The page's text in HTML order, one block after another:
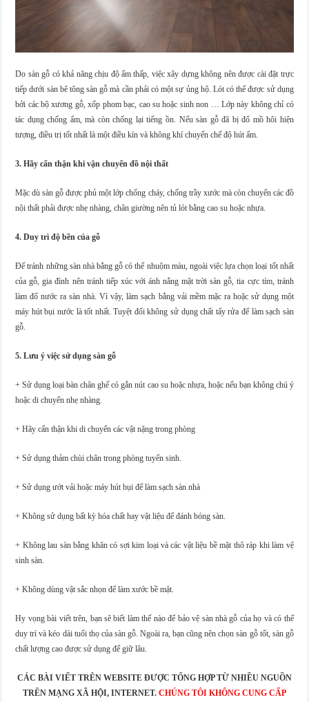
Do sàn gỗ có khả năng chịu độ ẩm thấp, việc xây dựng không nên được cài đặt trực
tiếp dưới sàn bê tông sàn gỗ mà cần phải có một sự ủng hộ. Lót có thể được sử dụng
bởi các bộ xương gỗ, xốp phom bạc, cao su hoặc sinh non … Lớp này không chỉ có
tác dụng chống ẩm, mà còn chống lại tiếng ồn. Nếu sàn gỗ đã bị đổ mồ hôi hiện
tượng, điều trị tốt nhất là một điều kín và không khí chuyển chế độ hút ẩm.
3. Hãy cẩn thận khi vận chuyển đồ nội thất
Mặc dù sàn gỗ được phủ một lớp chống cháy, chống trầy xước mà còn chuyển các đồ
nội thất phải được nhẹ nhàng, chân giường nên tủ lót bằng cao su hoặc nhựa.
4. Duy trì độ bền của gỗ
Để tránh những sàn nhà bằng gỗ có thể nhuộm màu, ngoài việc lựa chọn loại tốt nhất
của gỗ, gia đình nên tránh tiếp xúc với ánh nắng mặt trời sàn gỗ, tia cực tím, tránh
làm đổ nước ra sàn nhà. Vì vậy, làm sạch bằng vải mềm mặc ra hoặc sử dụng một
máy hút bụi nước là tốt nhất. Tuyệt đối không sử dụng chất tẩy rửa để làm sạch sàn
gỗ.
5. Lưu ý việc sử dụng sàn gỗ
+ Sử dụng loại bàn chân ghế có gắn nút cao su hoặc nhựa, hoặc nếu bạn không chú ý
hoặc di chuyển nhẹ nhàng.
+ Hãy cẩn thận khi di chuyển các vật nặng trong phòng
+ Sử dụng thảm chùi chân trong phòng tuyển sinh.
+ Sử dụng ướt vải hoặc máy hút bụi để làm sạch sàn nhà
+ Không sử dụng bất kỳ hóa chất hay vật liệu để đánh bóng sàn.
+ Không lau sàn bằng khăn có sợi kim loại và các vật liệu bề mặt thô ráp khi làm vệ
sinh sàn.
+ Không dùng vật sắc nhọn để làm xước bề mặt.
Hy vọng bài viết trên, bạn sẽ biết làm thế nào để bảo vệ sàn nhà gỗ của họ và có thể
duy trì và kéo dài tuổi thọ của sàn gỗ. Ngoài ra, bạn cũng nên chọn sàn gỗ tốt, sàn gỗ
chất lượng cao được sử dụng để giữ lâu.
CÁC BÀI VIẾT TRÊN WEBSITE ĐƯỢC TỔNG HỢP TỪ NHIỀU NGUỒN
TRÊN MẠNG XÃ HỘI, INTERNET. CHÚNG TÔI KHÔNG CUNG CẤP